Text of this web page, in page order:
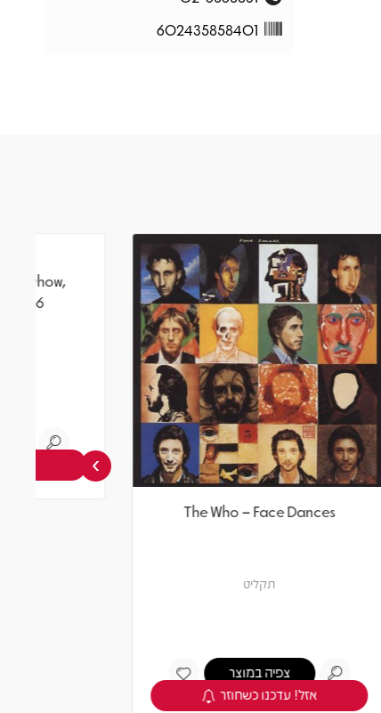
602435858401
The Who – Anyway, Anyhow,
צפיה במוצר
אזל! עדכנו כשחוזר
›